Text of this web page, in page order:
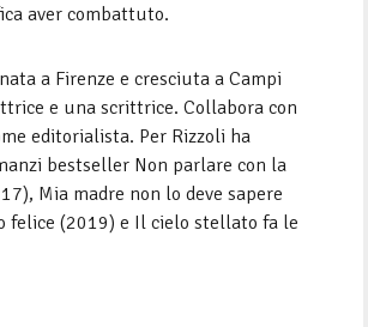
aver combattuto.
nata a Firenze e cresciuta a Campi
e una scrittrice. Collabora con
editorialista. Per Rizzoli ha
bestseller Non parlare con la
Mia madre non lo deve sapere
felice (2019) e Il cielo stellato fa le